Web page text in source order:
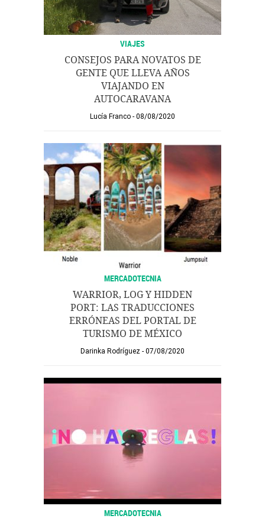
VIAJES
CONSEJOS PARA NOVATOS DE
GENTE QUE LLEVA AÑOS
VIAJANDO EN
AUTOCARAVANA
Lucía Franco 08/08/2020
MERCADOTECNIA
WARRIOR, LOG Y HIDDEN
PORT: LAS TRADUCCIONES
ERRÓNEAS DEL PORTAL DE
TURISMO DE MÉXICO
Darinka Rodríguez 07/08/2020
MERCADOTECNIA